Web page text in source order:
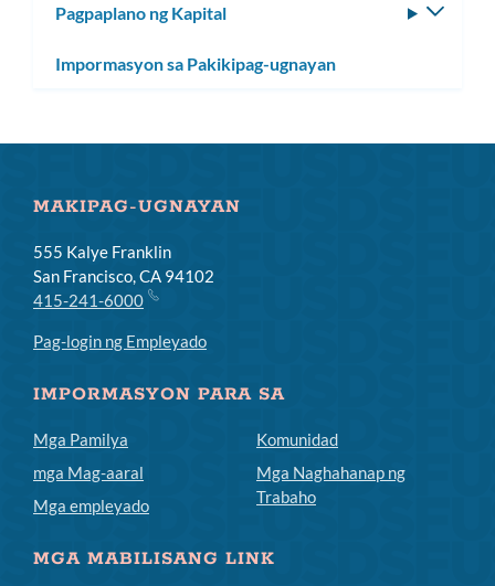
Pagpaplano ng Kapital
Impormasyon sa Pakikipag-ugnayan
MAKIPAG-UGNAYAN
555 Kalye Franklin
San Francisco, CA 94102
415-241-6000
Pag-login ng Empleyado
IMPORMASYON PARA SA
Mga Pamilya
mga Mag-aaral
Mga empleyado
Komunidad
Mga Naghahanap ng
Trabaho
MGA MABILISANG LINK